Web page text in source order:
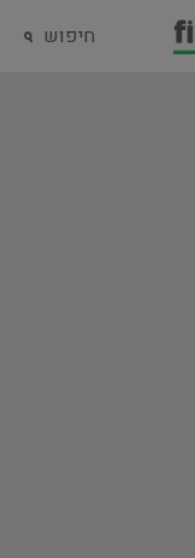
חיפוש